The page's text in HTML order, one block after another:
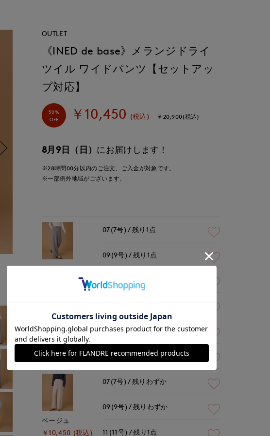
モデル身長:165cm
OUTLET
《INED de base》メランジドライ
ツイル ワイドパンツ【セットアッ
プ対応】
50%
OFF
￥10,450 (税込) ￥20,900(税込)
8月9日（日） にお届けします！
※28時間00分以内のご注文、ご入金が対象です。
※一部例外地域がございます。
グレー
￥10,450 (税込)
07(7号) 残り1点
09(9号) 残り1点
11(11号) 残り1点
ブラウン
￥10,450 (税込)
07(7号) 残りわずか
09(9号) 残りわずか
11(11号) 残りわずか
ベージュ
￥10,450 (税込)
07(7号) 残りわずか
09(9号) 残りわずか
11(11号) 残り1点